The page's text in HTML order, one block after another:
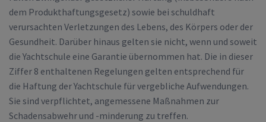
dem Produkthaftungsgesetz) sowie bei schuldhaft
verursachten Verletzungen des Lebens, des Körpers oder der
Gesundheit. Darüber hinaus gelten sie nicht, wenn und soweit
die Yachtschule eine Garantie übernommen hat. Die in dieser
Ziffer 8 enthaltenen Regelungen gelten entsprechend für
die Haftung der Yachtschule für vergebliche Aufwendungen.
Sie sind verpflichtet, angemessene Maßnahmen zur
Schadensabwehr und -minderung zu treffen.